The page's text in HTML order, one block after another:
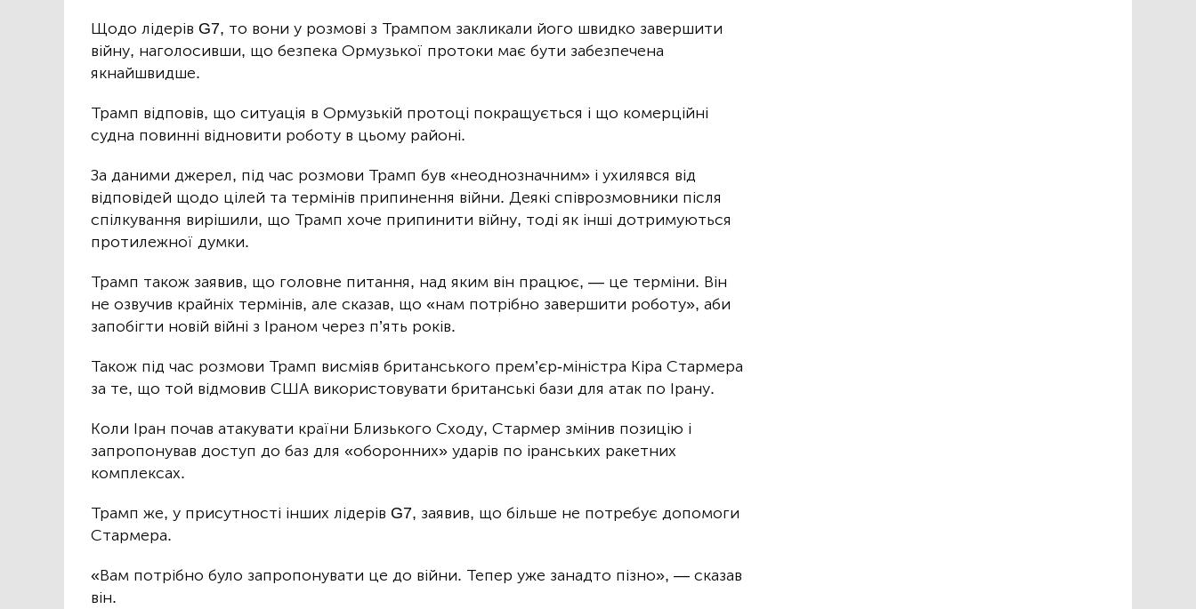
Щодо лідерів G7, то вони у розмові з Трампом закликали його швидко завершити
війну, наголосивши, що безпека Ормузької протоки має бути забезпечена
якнайшвидше.
Трамп відповів, що ситуація в Ормузькій протоці покращується і що комерційні
судна повинні відновити роботу в цьому районі.
За даними джерел, під час розмови Трамп був «неоднозначним» і ухилявся від
відповідей щодо цілей та термінів припинення війни. Деякі співрозмовники після
спілкування вирішили, що Трамп хоче припинити війну, тоді як інші дотримуються
протилежної думки.
Трамп також заявив, що головне питання, над яким він працює, — це терміни. Він
не озвучив крайніх термінів, але сказав, що «нам потрібно завершити роботу», аби
запобігти новій війні з Іраном через п’ять років.
Також під час розмови Трамп висміяв британського прем’єр-міністра Кіра Стармера
за те, що той відмовив США використовувати британські бази для атак по Ірану.
Коли Іран почав атакувати країни Близького Сходу, Стармер змінив позицію і
запропонував доступ до баз для «оборонних» ударів по іранських ракетних
комплексах.
Трамп же, у присутності інших лідерів G7, заявив, що більше не потребує допомоги
Стармера.
«Вам потрібно було запропонувати це до війни. Тепер уже занадто пізно», — сказав
він.